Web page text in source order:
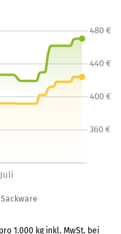
1.000 kg inkl. MwSt. bei